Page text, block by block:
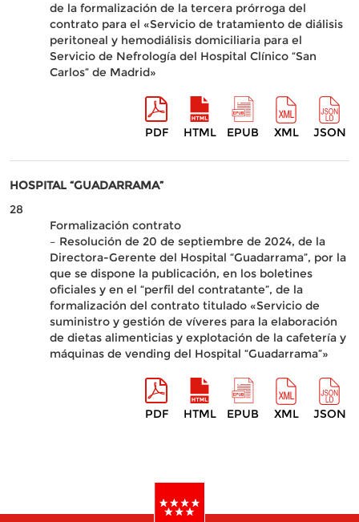
de la formalización de la tercera prórroga del
contrato para el «Servicio de tratamiento de diálisis
peritoneal y hemodiálisis domiciliaria para el
Servicio de Nefrología del Hospital Clínico “San
Carlos” de Madrid»
PDF HTML EPUB XML JSON
HOSPITAL “GUADARRAMA”
28
Formalización contrato
– Resolución de 20 de septiembre de 2024, de la
Directora-Gerente del Hospital “Guadarrama”, por la
que se dispone la publicación, en los boletines
oficiales y en el “perfil del contratante”, de la
formalización del contrato titulado «Servicio de
suministro y gestión de víveres para la elaboración
de dietas alimenticias y explotación de la cafetería y
máquinas de vending del Hospital “Guadarrama”»
PDF HTML EPUB XML JSON